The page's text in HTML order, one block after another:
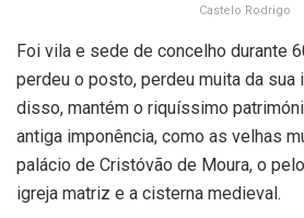
Castelo Rodrigo
Foi vila e sede de concelho durante
perdeu o posto, perdeu muita da sua
disso, mantém o riquíssimo
antiga imponência, como as velhas
palácio de Cristóvão de Moura, o
igreja matriz e a cisterna medieval.